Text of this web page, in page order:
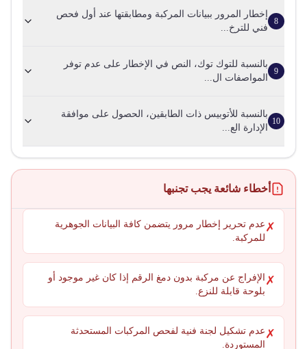
8
إخطار المرور ببيانات المركبة ومطابقتها عند أول فحص
فني للترخ...
9
بالنسبة للتوك توك، النص في الإخطار على عدم توفر
المواصفات ال...
10
بالنسبة للأتوبيس ذات الطابقين، الحصول على موافقة
الإدارة الع...
أخطاء شائعة يجب تجنبها
✗ عدم تحرير إخطار مرور يتضمن كافة البيانات الجوهرية
للمركبة.
✗ الإفراج عن مركبة بدون دمغ الرقم إذا كان غير موجود أو
بلوحة قابلة للنزع.
✗ عدم تشكيل لجنة فنية لفحص المركبات المستحدثة
المستوردة.